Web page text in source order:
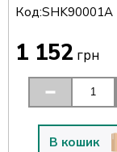
SHK90001A
Код:SHK90001A
1 152 грн
В кошик